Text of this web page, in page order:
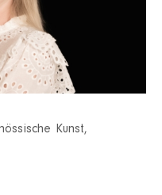
Kunst,